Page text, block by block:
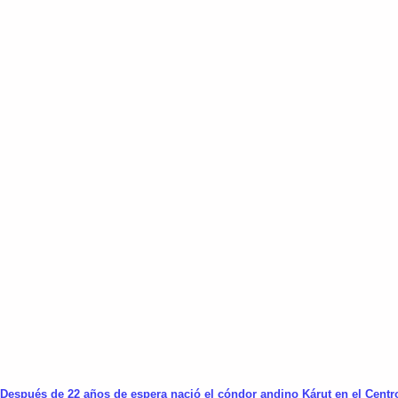
Después de 22 años de espera nació el cóndor andino Kárut en el